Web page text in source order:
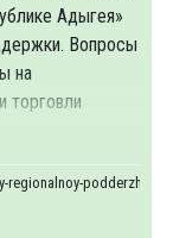
Адыгея»
Вопросы
на
торговли
regionalnoy-podderzhki-